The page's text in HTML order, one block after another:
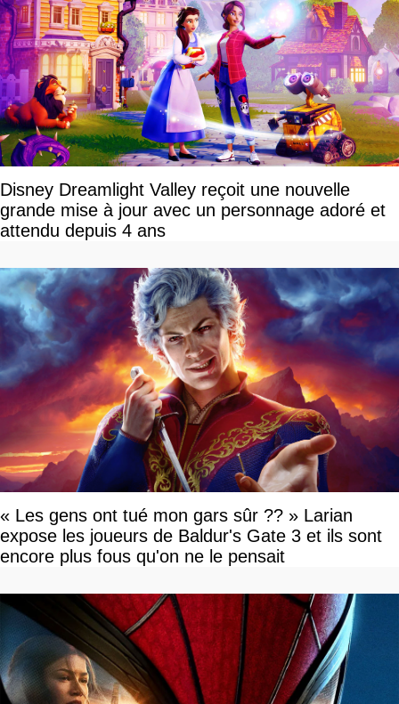
Disney Dreamlight Valley reçoit une nouvelle
grande mise à jour avec un personnage adoré et
attendu depuis 4 ans
« Les gens ont tué mon gars sûr ?? » Larian
expose les joueurs de Baldur's Gate 3 et ils sont
encore plus fous qu'on ne le pensait